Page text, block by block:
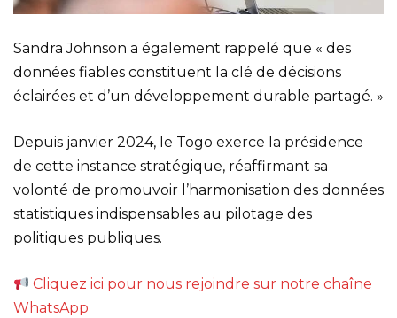
Sandra Johnson a également rappelé que « des
données fiables constituent la clé de décisions
éclairées et d’un développement durable partagé. »
Depuis janvier 2024, le Togo exerce la présidence
de cette instance stratégique, réaffirmant sa
volonté de promouvoir l’harmonisation des données
statistiques indispensables au pilotage des
politiques publiques.
Cliquez ici pour nous rejoindre sur notre chaîne
WhatsApp